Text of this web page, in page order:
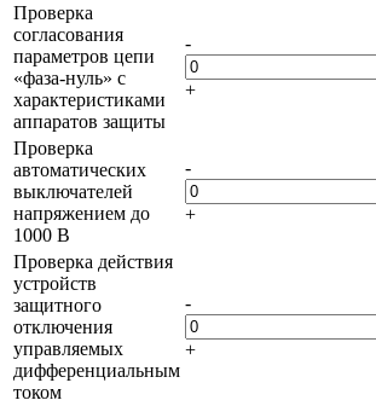
Проверка
согласования
параметров цепи
«фаза-нуль» с
характеристиками
аппаратов защиты
-
+
Проверка
автоматических
выключателей
напряжением до
1000 В
-
+
Проверка действия
устройств
защитного
отключения
управляемых
дифференциальным
током
-
+